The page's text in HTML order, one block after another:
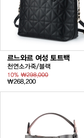
르느와르 여성 토트백
천연소가죽/블랙
10% ₩298,000
₩268,200